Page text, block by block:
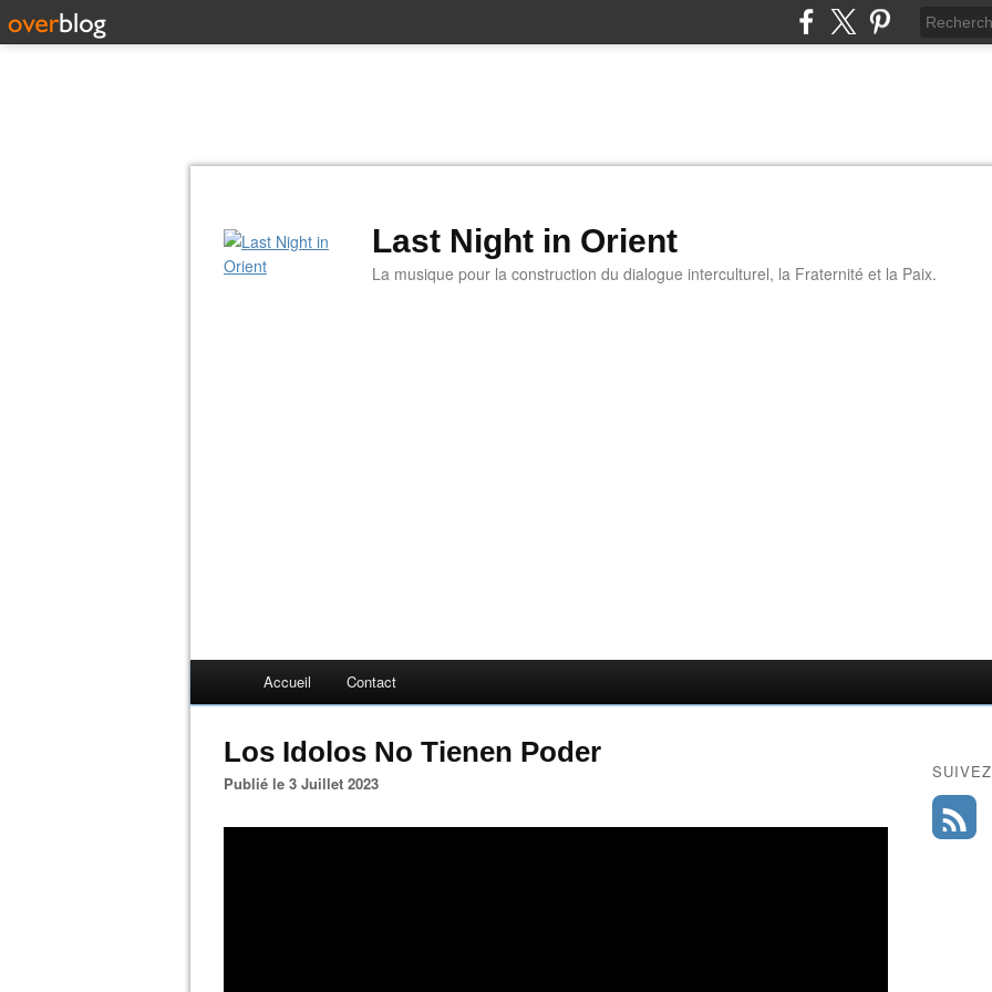
Last Night in Orient
La musique pour la construction du dialogue interculturel, la Fraternité et la Paix.
Accueil Contact
Los Idolos No Tienen Poder
Publié le 3 Juillet 2023